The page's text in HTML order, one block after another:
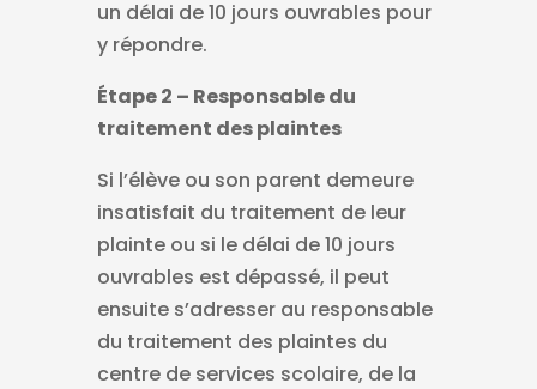
un délai de 10 jours ouvrables pour
y répondre.
Étape 2 – Responsable du
traitement des plaintes
Si l’élève ou son parent demeure
insatisfait du traitement de leur
plainte ou si le délai de 10 jours
ouvrables est dépassé, il peut
ensuite s’adresser au responsable
du traitement des plaintes du
centre de services scolaire, de la